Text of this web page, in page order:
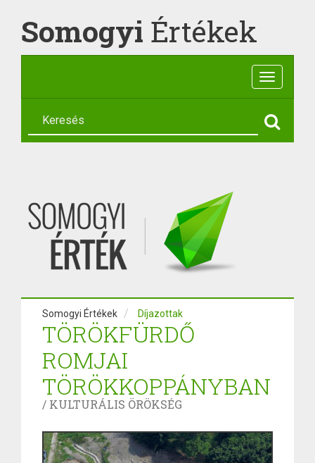
Somogyi Értékek
Toggle
Somogyi Értékek Díjazottak
TÖRÖKFÜRDŐ
ROMJAI
TÖRÖKKOPPÁNYBAN
/ KULTURÁLIS ÖRÖKSÉG